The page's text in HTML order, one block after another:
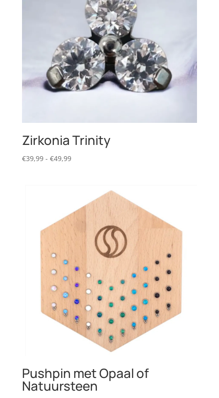
Zirkonia Trinity
€39,99 - €49,99Prijsklasse:
Pushpin met Opaal of
Natuursteen